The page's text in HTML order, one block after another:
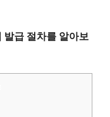
발급 절차를 알아보